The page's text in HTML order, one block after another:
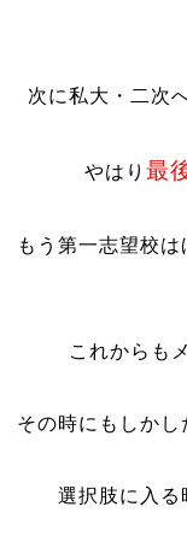
次に私大・二次
やはり最
もう第一志望校
これからも
その時にもしか
選択肢に入る